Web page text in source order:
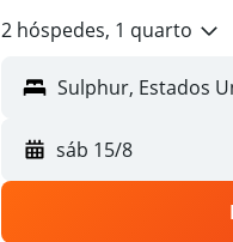
2 hóspedes, 1 quarto
sáb 15/8